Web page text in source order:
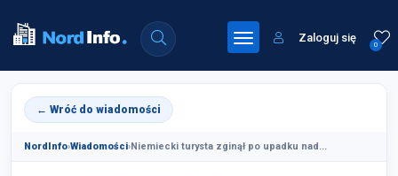
0
Zaloguj się
← Wróć do wiadomości
NordInfo›Wiadomości›Niemiecki turysta zginął po upadku nad...